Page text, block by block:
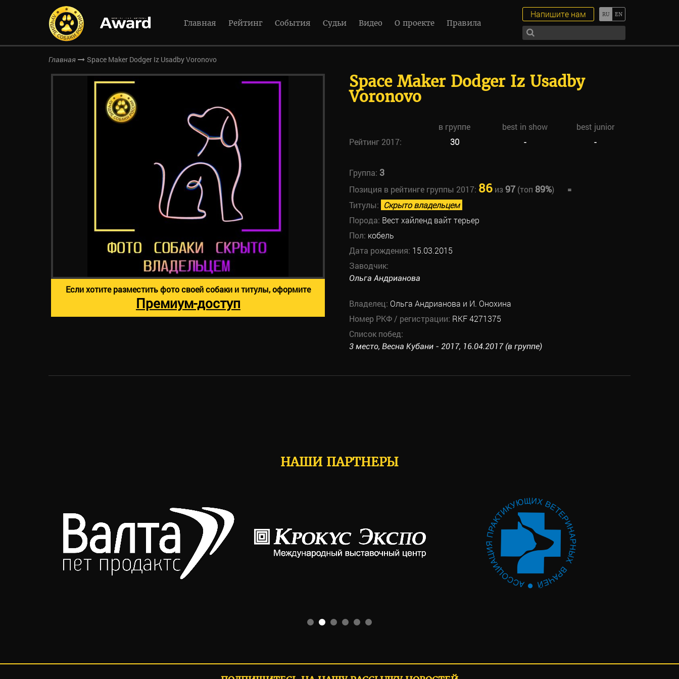
Главная Рейтинг События Судьи Видео О проекте Правила
Напишите нам
Главная Space Maker Dodger Iz Usadby Voronovo
Space Maker Dodger Iz Usadby
Voronovo
в группе best in show
best junior
Рейтинг 2017:
30 - -
Группа: 3
Позиция в рейтинге группы 2017: 86из97(топ 89%)
=
Титулы: Скрыто владельцем
Порода: Вест хайленд вайт терьер
Пол: кобель
Дата рождения: 15.03.2015
Заводчик:
Ольга Андрианова
Владелец: Ольга Андрианова и И. Онохина
Номер РКФ / регистрации: RKF 4271375
Список побед:
3 место, Весна Кубани - 2017, 16.04.2017 (в группе)
Если хотите разместить фото своей собаки и титулы, оформите
Премиум-доступ
НАШИ ПАРТНЕРЫ